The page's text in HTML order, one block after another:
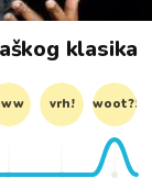
klasika
vrh! woot?!